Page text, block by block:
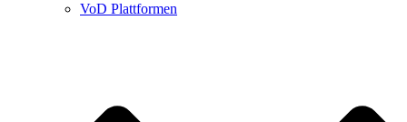
VoD Plattformen